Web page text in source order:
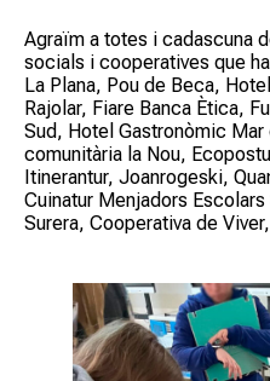
Agraïm a totes i cadascuna
socials i cooperatives que
La Plana, Pou de Beca,
Rajolar, Fiare Banca Ètica,
Sud, Hotel Gastronòmic
comunitària la Nou,
Itinerantur, Joanrogeski,
Cuinatur Menjadors
Surera, Cooperativa de